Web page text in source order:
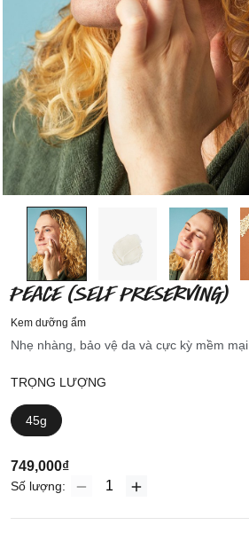
PEACE (SELF PRESERVING)
Kem dưỡng ẩm
Nhẹ nhàng, bảo vệ da và cực kỳ mềm mại
TRỌNG LƯỢNG
45g
749,000₫
Số lượng: